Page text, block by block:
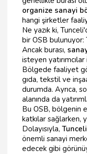
organize sanayi
hangi şirketler
Ne yazık ki,
bir OSB bulunuyor:
Ancak burası,
isteyen
Bölgede faaliyet
gıda, tekstil ve
durumda. Ayrıca,
alanında da
Bu OSB, bölgenin
katkılar sağlarken,
Dolayısıyla,
önemli sanayi
edecek gibi